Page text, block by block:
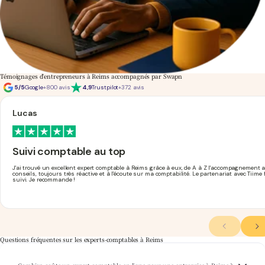
Témoignages d'entrepreneurs à Reims accompagnés par Swapn
5/5Google+800 avis 4,9Trustpilot+372 avis
Lucas
Suivi comptable au top
J'ai trouvé un excellent expert comptable à Reims grâce à eux, de A à Z
conseils, toujours très réactive et à l'écoute sur ma comptabilité. Le partenariat avec
suivi. Je recommande !
Questions fréquentes sur les experts-comptables à Reims